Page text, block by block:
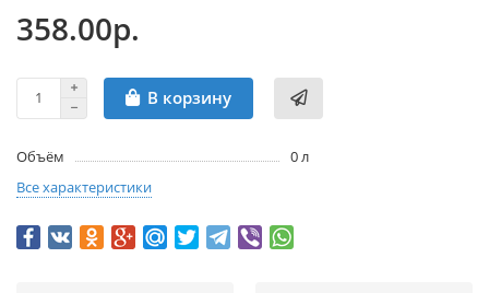
358.00р.
В корзину
Объём
0 л
Все характеристики